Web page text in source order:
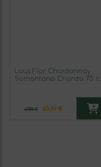
Laus Flor Chardonnay
Somontano Crianza 75 cl
67,99 € 65,99 €